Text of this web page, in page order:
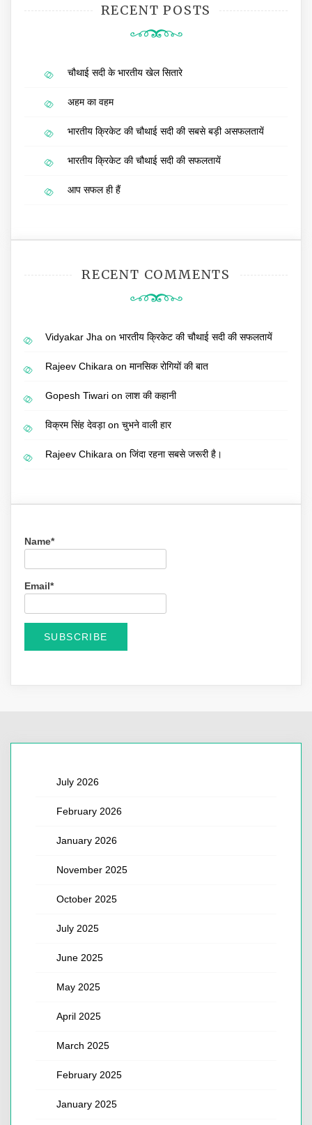
RECENT POSTS
चौथाई सदी के भारतीय खेल सितारे
अहम का वहम
भारतीय क्रिकेट की चौथाई सदी की सबसे बड़ी असफलतायें
भारतीय क्रिकेट की चौथाई सदी की सफलतायें
आप सफल ही हैं
RECENT COMMENTS
Vidyakar Jha on भारतीय क्रिकेट की चौथाई सदी की सफलतायें
Rajeev Chikara on मानसिक रोगियों की बात
Gopesh Tiwari on लाश की कहानी
विक्रम सिंह देवड़ाon चुभने वाली हार
Rajeev Chikara on जिंदा रहना सबसे जरूरी है।
Name*
Email*
July 2026
February 2026
January 2026
November 2025
October 2025
July 2025
June 2025
May 2025
April 2025
March 2025
February 2025
January 2025